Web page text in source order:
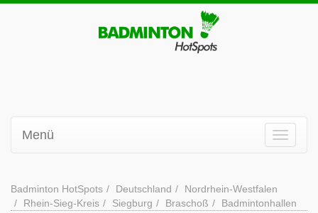
Menü
Badminton HotSpots Deutschland
Nordrhein-Westfalen
Rhein-Sieg-Kreis
Siegburg Braschoß Badmintonhallen